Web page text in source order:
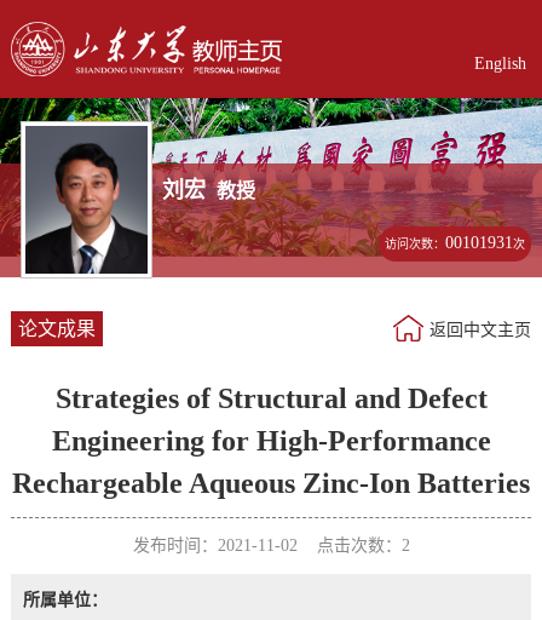
English
刘宏 教授
访问次数：00101931次
论文成果 返回中文主页
Strategies of Structural and Defect
Engineering for High-Performance
Rechargeable Aqueous Zinc-Ion Batteries
发布时间：2021-11-02 点击次数： 2
所属单位：